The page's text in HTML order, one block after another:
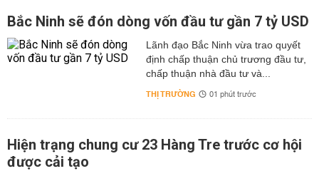
Bắc Ninh sẽ đón dòng vốn đầu tư gần 7 tỷ USD
Lãnh đạo Bắc Ninh vừa trao quyết
định chấp thuận chủ trương đầu tư,
chấp thuận nhà đầu tư và...
THỊ TRƯỜNG 01 phút trước
Hiện trạng chung cư 23 Hàng Tre trước cơ hội
được cải tạo